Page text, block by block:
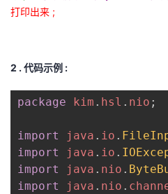
打印出来 ;
2 . 代码示例 :
package kim . hsl . nio ;
import java . io .
import
java . io .
import
java . nio .
import
java . nio .